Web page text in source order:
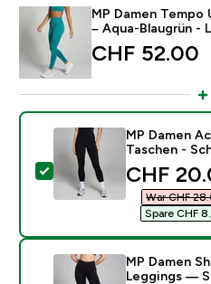
MP Damen Tempo
– Aqua-Blaugrün - L
CHF 52.00‎
Dieses Produkt
MP Damen
Taschen -
CHF
War CHF
Spare CHF
MP Damen
Leggings —